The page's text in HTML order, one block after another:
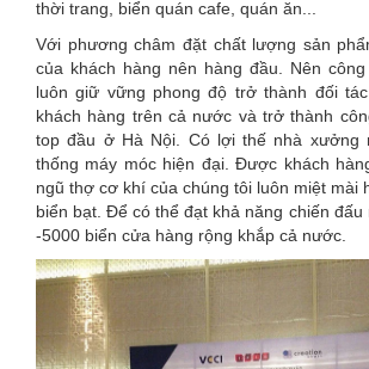
thời trang, biển quán cafe, quán ăn...
Với phương châm đặt chất lượng sản
của khách hàng nên hàng đầu. Nên
luôn giữ vững phong độ trở thành đối
khách hàng trên cả nước và trở thành
top đầu ở Hà Nội. Có lợi thế nhà xưởng
thống máy móc hiện đại. Được khách
ngũ thợ cơ khí của chúng tôi luôn miệt mài
biển bạt. Để có thể đạt khả năng chiến
-5000 biển cửa hàng rộng khắp cả nước.